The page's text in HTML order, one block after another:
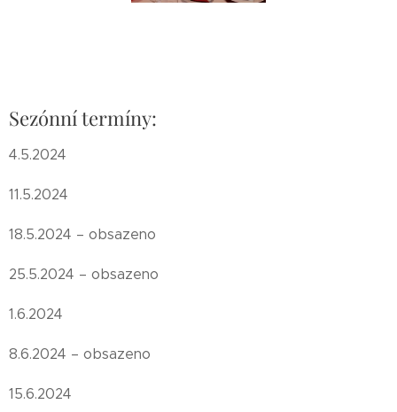
Sezónní termíny:
4.5.2024
11.5.2024
18.5.2024 – obsazeno
25.5.2024 – obsazeno
1.6.2024
8.6.2024 – obsazeno
15.6.2024